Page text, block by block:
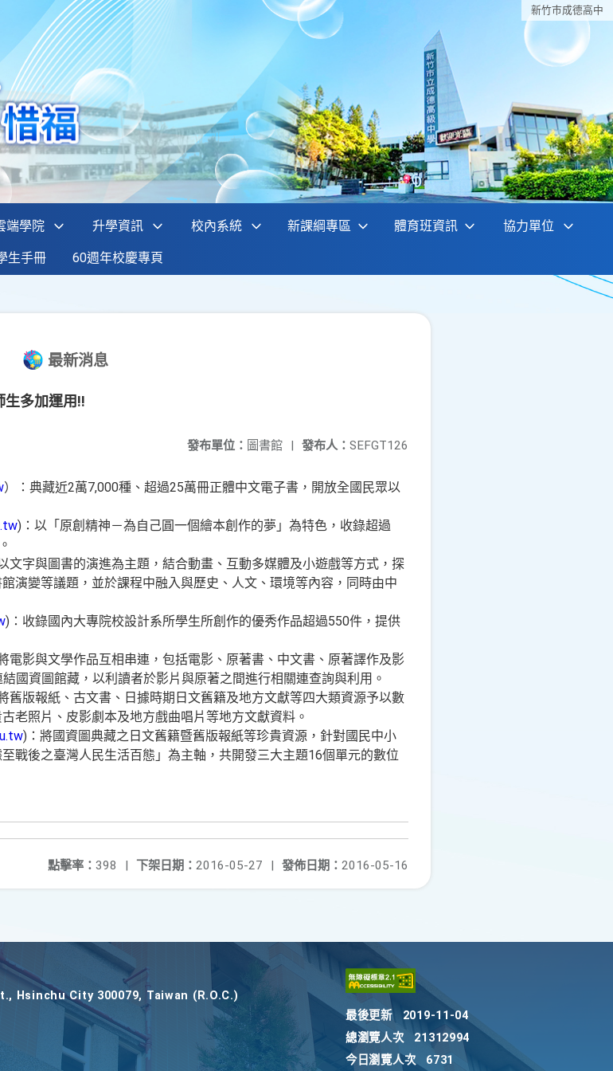
新竹巿成德高中
端學院 升學資訊 校內系統 新課綱專區 體育班資訊 協力單位
生手冊 60週年校慶專頁
最新消息
生多加運用!!
發布人： SEFGT126
發布單位： 圖書館 |
）：典藏近2萬7,000種、超過25萬冊正體中文電子書，開放全國民眾以
)：以「原創精神－為自己圓一個繪本創作的夢」為特色，收錄超過
文字與圖書的演進為主題，結合動畫、互動多媒體及小遊戲等方式，探
演變等議題，並於課程中融入與歷史、人文、環境等內容，同時由中
)：收錄國內大專院校設計系所學生所創作的優秀作品超過550件，提供
電影與文學作品互相串連，包括電影、原著書、中文書、原著譯作及影
國資圖館藏，以利讀者於影片與原著之間進行相關連查詢與利用。
舊版報紙、古文書、日據時期日文舊籍及地方文獻等四大類資源予以數
老照片、皮影劇本及地方戲曲唱片等地方文獻資料。
)：將國資圖典藏之日文舊籍暨舊版報紙等珍貴資源，針對國民中小
戰後之臺灣人民生活百態」為主軸，共開發三大主題16個單元的數位
發佈日期： 2016-05-16
下架日期： 2016-05-27 |
點擊率： 398 |
Hsinchu City 300079, Taiwan (R.O.C.)
最後更新
2019-11-04
總瀏覽人次
21312994
今日瀏覽人次
6731